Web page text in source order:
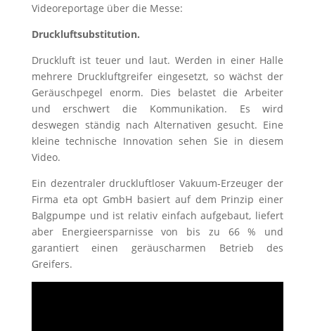
Videoreportage über die Messe:
Druckluftsubstitution.
Druckluft ist teuer und laut. Werden in einer Halle
mehrere Druckluftgreifer eingesetzt, so wächst der
Geräuschpegel enorm. Dies belastet die Arbeiter
und erschwert die Kommunikation. Es wird
deswegen ständig nach Alternativen gesucht. Eine
kleine technische Innovation sehen Sie in diesem
Video.
Ein dezentraler druckluftloser Vakuum-Erzeuger der
Firma eta opt GmbH basiert auf dem Prinzip einer
Balgpumpe und ist relativ einfach aufgebaut, liefert
aber Energieersparnisse von bis zu 66 % und
garantiert einen geräuscharmen Betrieb des
Greifers.